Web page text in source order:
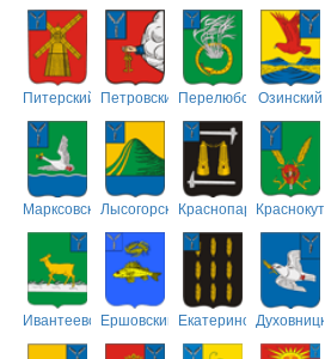
Питерский ПетровскийПерелюбскийОзинский
МарксовскийЛысогорскийКраснопартизанский
ИвантеевскийЕршовский Екатериновский